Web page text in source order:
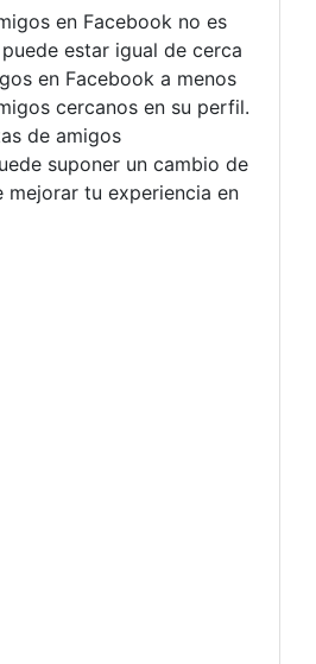
en Facebook no es
estar igual de cerca
en Facebook a menos
cercanos en su perfil.
de amigos
suponer un cambio de
mejorar tu experiencia en